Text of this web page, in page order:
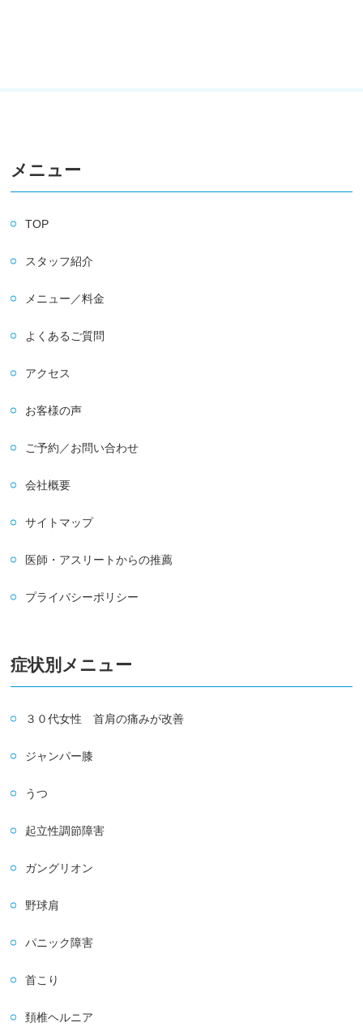
メニュー
TOP
スタッフ紹介
メニュー／料金
よくあるご質問
アクセス
お客様の声
ご予約／お問い合わせ
会社概要
サイトマップ
医師・アスリートからの推薦
プライバシーポリシー
症状別メニュー
３０代女性 首肩の痛みが改善
ジャンパー膝
うつ
起立性調節障害
ガングリオン
野球肩
パニック障害
首こり
頚椎ヘルニア